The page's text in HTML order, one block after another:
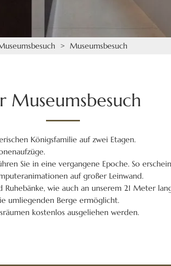
> Museumsbesuch
Museumsbesuch
Königsfamilie auf zwei Etagen.
Sie in eine vergangene Epoche. So
auf großer Leinwand.
wie auch an unserem 21 Meter
umliegenden Berge ermöglicht.
kostenlos ausgeliehen werden.